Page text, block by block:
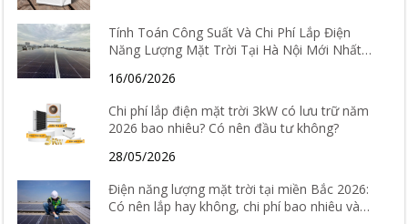
Tính Toán Công Suất Và Chi Phí Lắp Điện
Năng Lượng Mặt Trời Tại Hà Nội Mới Nhất
16/06/2026
Chi phí lắp điện mặt trời 3kW có lưu trữ năm
2026 bao nhiêu? Có nên đầu tư không?
28/05/2026
Điện năng lượng mặt trời tại miền Bắc 2026:
Có nên lắp hay không, chi phí bao nhiêu và